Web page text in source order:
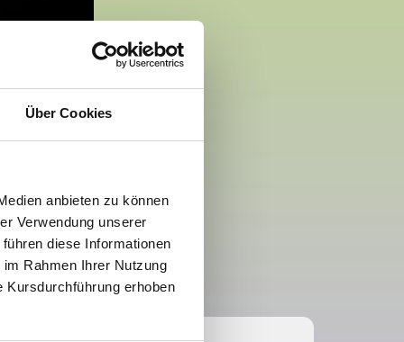
Über Cookies
anbieten zu können
Verwendung unserer
diese Informationen
Rahmen Ihrer Nutzung
Kursdurchführung erhoben